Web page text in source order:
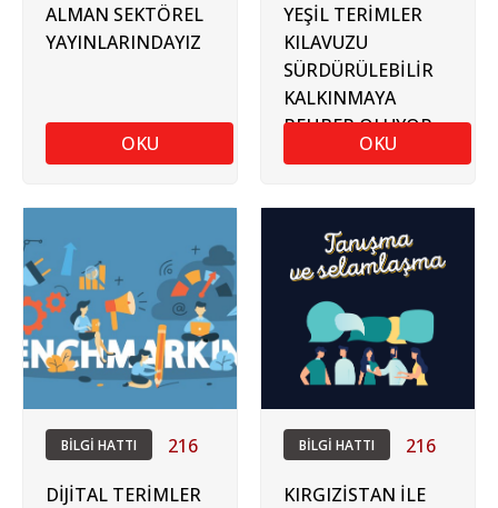
ALMAN SEKTÖREL
YAYINLARINDAYIZ
OKU
YEŞİL TERİMLER
KILAVUZU
SÜRDÜRÜLEBİLİR
KALKINMAYA
REHBER OLUYOR
OKU
BİLGİ HATTI 216
DİJİTAL TERİMLER
BİLGİ HATTI 216
KIRGIZİSTAN İLE